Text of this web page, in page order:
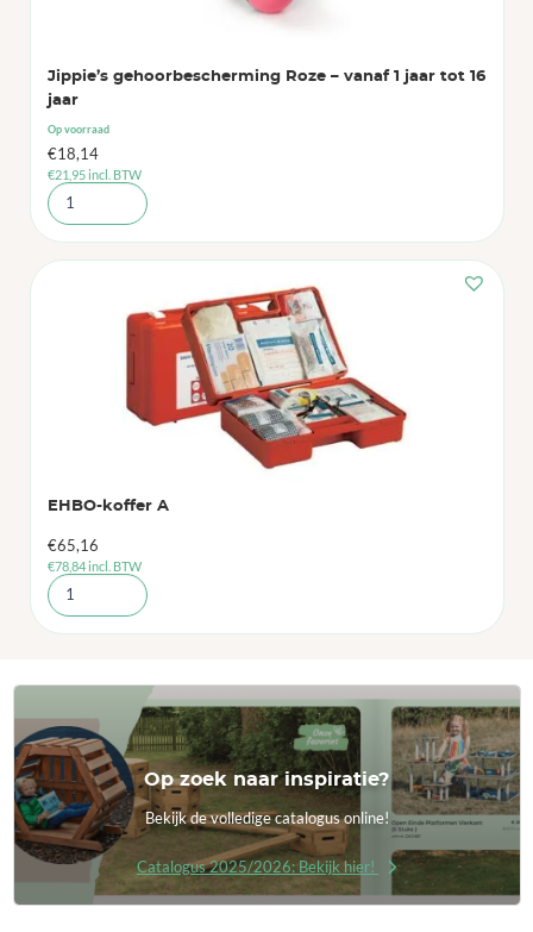
Jippie’s gehoorbescherming Roze – vanaf 1 jaar tot 16
jaar
Op voorraad
€18,14
€21,95incl. BTW
EHBO-koffer A
€65,16
€78,84incl. BTW
Op zoek naar inspiratie?
Bekijk de volledige catalogus online!
Catalogus 2025/2026: Bekijk hier!